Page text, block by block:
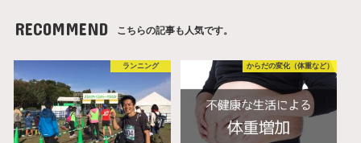
RECOMMEND こちらの記事も人気です。
ランニング からだの変化（体重など）